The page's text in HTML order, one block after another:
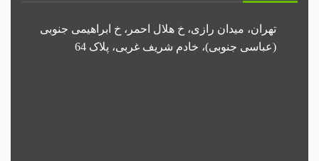
تهران، میدان رازی، خ هلال احمر، خ ابراهیمی جنوبی
(عباسی جنوبی)، خادم شریف غربی، پلاک 64